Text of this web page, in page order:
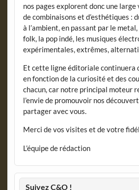
nos pages explorent donc une
de combinaisons et d’esthétiques :
à l’ambient, en passant par le
folk, la pop indé, les musiques
expérimentales, extrêmes,
Et cette ligne éditoriale continuera
en fonction de la curiosité et des
chacun, car notre principal moteur
l’envie de promouvoir nos
partager avec vous.
Merci de vos visites et de votre
L’équipe de rédaction
Suivez C&O !